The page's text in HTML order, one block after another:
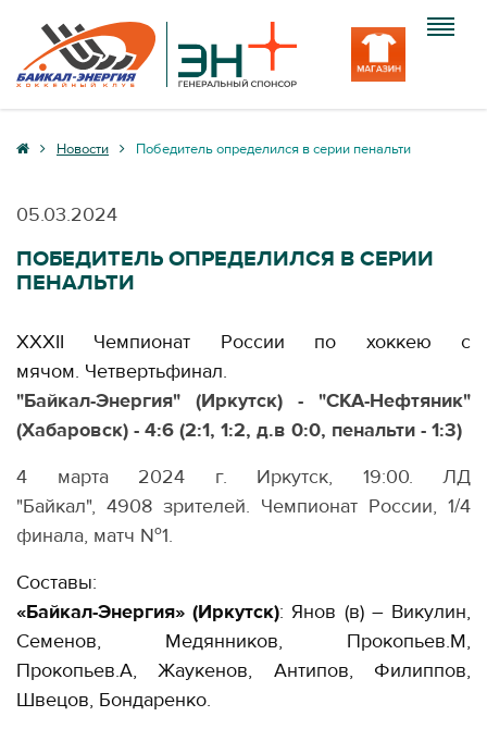
Клуб
Медиа
Вход
Новости Победитель определился в серии пенальти
05.03.2024
ПОБЕДИТЕЛЬ ОПРЕДЕЛИЛСЯ В СЕРИИ
ПЕНАЛЬТИ
ХХХII Чемпионат России по хоккею с
мячом. Четвертьфинал.
"Байкал-Энергия" (Иркутск) - "СКА-Нефтяник"
(Хабаровск) - 4:6 (2:1, 1:2, д.в 0:0, пенальти - 1:3)
4 марта 2024 г. Иркутск, 19:00. ЛД
"Байкал", 4908 зрителей. Чемпионат России, 1/4
финала, матч №1.
Составы:
«Байкал-Энергия» (Иркутск): Янов (в) – Викулин,
Семенов, Медянников, Прокопьев.М,
Прокопьев.А, Жаукенов, Антипов, Филиппов,
Швецов, Бондаренко.